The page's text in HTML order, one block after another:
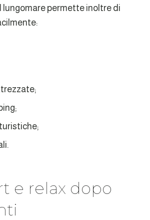
lungomare permette inoltre di
e relax dopo